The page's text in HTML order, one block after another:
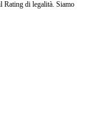
Rating di legalità. Siamo